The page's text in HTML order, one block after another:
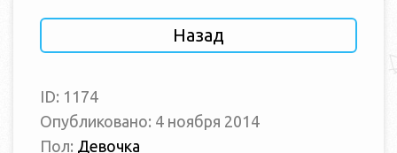
Назад
ID: 1174
Опубликовано: 4 ноября 2014
Пол: Девочка